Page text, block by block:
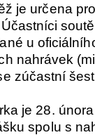
je určena
u
nahrávek
zúčastní
je 28.
spolu s